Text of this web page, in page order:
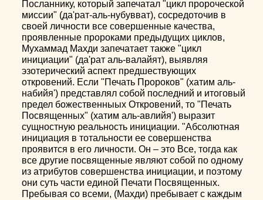
Посланнику, который запечатал "цикл пророческой
миссии" (да'рат-аль-нубувват), сосредоточив в
своей личности все совершенные качества,
проявленные пророками предыдущих циклов,
Мухаммад Махди запечатает также "цикл
инициации" (да'рат аль-валайят), выявляя
эзотерический аспект предшествующих
откровений. Если "Печать Пророков" (хатим аль-
набийя') представлял собой последний и итоговый
предел божественныых Откровений, то "Печать
Посвященных" (хатим аль-авлийя') выразит
сущностную реальность инициации. "Абсолютная
инициация в тотальности ее совершенства
проявится в его личности. Он – это Все, тогда как
все другие посвященные являют собой по одному
из атрибутов совершенства инициации, и поэтому
они суть части единой Печати Посвященных.
Пребывая со всеми, (Махди) пребывает с каждым